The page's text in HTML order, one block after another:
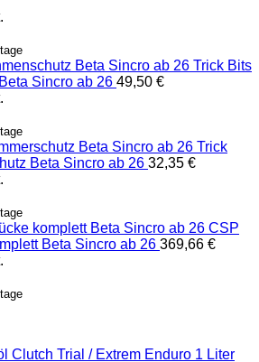
Trick Bits
Sincro ab 26 49,50 €
Trick
Beta Sincro ab 26 32,35 €
CSP
Beta Sincro ab 26 369,66 €